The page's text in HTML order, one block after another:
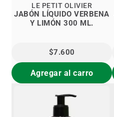
JABÓN LÍQUIDO VERBENA
Y LIMÓN 300 ML.
LE PETIT OLIVIER
$7.600
Agregar al carro